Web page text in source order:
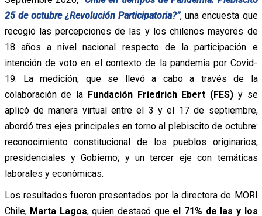
25 de octubre ¿Revolución Participatoria?”, una encuesta que
recogió las percepciones de las y los chilenos mayores de
18 años a nivel nacional respecto de la participación e
intención de voto en el contexto de la pandemia por Covid-
19. La medición, que se llevó a cabo a través de la
colaboración de la Fundación Friedrich Ebert (FES) y se
aplicó de manera virtual entre el 3 y el 17 de septiembre,
abordó tres ejes principales en torno al plebiscito de octubre:
reconocimiento constitucional de los pueblos originarios,
presidenciales y Gobierno; y un tercer eje con temáticas
laborales y económicas.
Los resultados fueron presentados por la directora de MORI
Chile, Marta Lagos, quien destacó que el 71% de las y los